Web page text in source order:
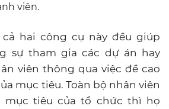
viên.
hai công cụ này đều giúp
sự tham gia các dự án hay
viên thông qua việc đề cao
mục tiêu. Toàn bộ nhân viên
mục tiêu của tổ chức thì họ